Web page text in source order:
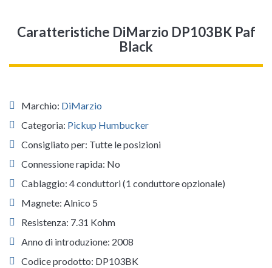
Caratteristiche DiMarzio DP103BK Paf
Black
Marchio: DiMarzio
Categoria: Pickup Humbucker
Consigliato per: Tutte le posizioni
Connessione rapida: No
Cablaggio: 4 conduttori (1 conduttore opzionale)
Magnete: Alnico 5
Resistenza: 7.31 Kohm
Anno di introduzione: 2008
Codice prodotto: DP103BK